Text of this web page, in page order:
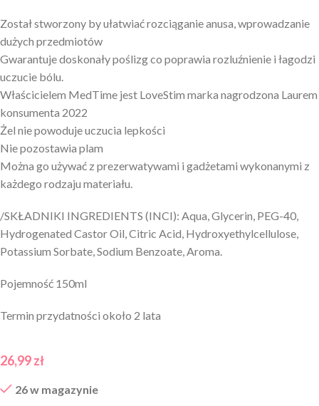
Został stworzony by ułatwiać rozciąganie anusa, wprowadzanie
dużych przedmiotów
Gwarantuje doskonały poślizg co poprawia rozluźnienie i łagodzi
uczucie bólu.
Właścicielem MedTime jest LoveStim marka nagrodzona Laurem
konsumenta 2022
Żel nie powoduje uczucia lepkości
Nie pozostawia plam
Można go używać z prezerwatywami i gadżetami wykonanymi z
każdego rodzaju materiału.
/SKŁADNIKI INGREDIENTS (INCI): Aqua, Glycerin, PEG-40,
Hydrogenated Castor Oil, Citric Acid, Hydroxyethylcellulose,
Potassium Sorbate, Sodium Benzoate, Aroma.
Pojemność 150ml
Termin przydatności około 2 lata
26,99zł
26 w magazynie